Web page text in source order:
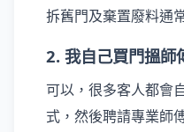
拆舊門及棄置廢料通
2. 我自己買門搵師
可以，很多客人都會
式，然後聘請專業師